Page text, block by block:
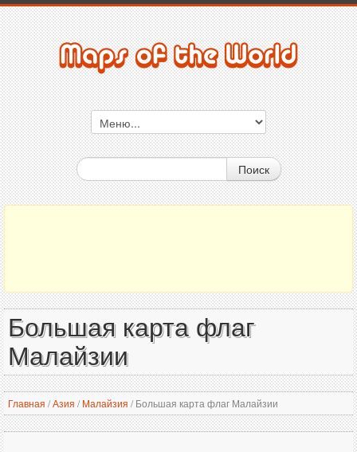
Поиск
Большая карта флаг
Малайзии
Главная /Азия / Малайзия /Большая карта флаг Малайзии